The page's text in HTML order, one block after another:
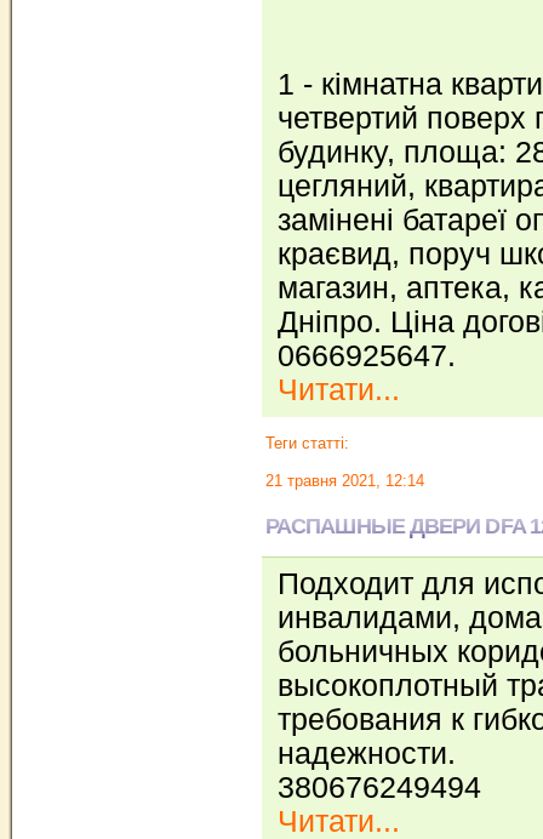
1 - кімнатна
четвертий поверх
будинку, площа:
цегляний,
замінені батареї
краєвид, поруч
магазин, аптека,
Дніпро. Ціна
0666925647.
Читати...
Теги статті:
21 травня 2021, 12:14
РАСПАШНЫЕ ДВЕРИ DFA
Подходит для
инвалидами,
больничных
высокоплотный
требования к
надежности.
380676249494
Читати...